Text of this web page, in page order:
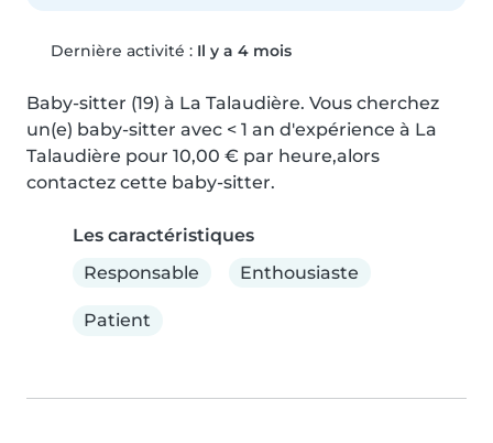
Dernière activité : Il y a 4 mois
Baby-sitter (19) à La Talaudière. Vous cherchez
un(e) baby-sitter avec < 1 an d'expérience à La
Talaudière pour 10,00 € par heure,alors
contactez cette baby-sitter.
Les caractéristiques
Responsable
Enthousiaste
Patient